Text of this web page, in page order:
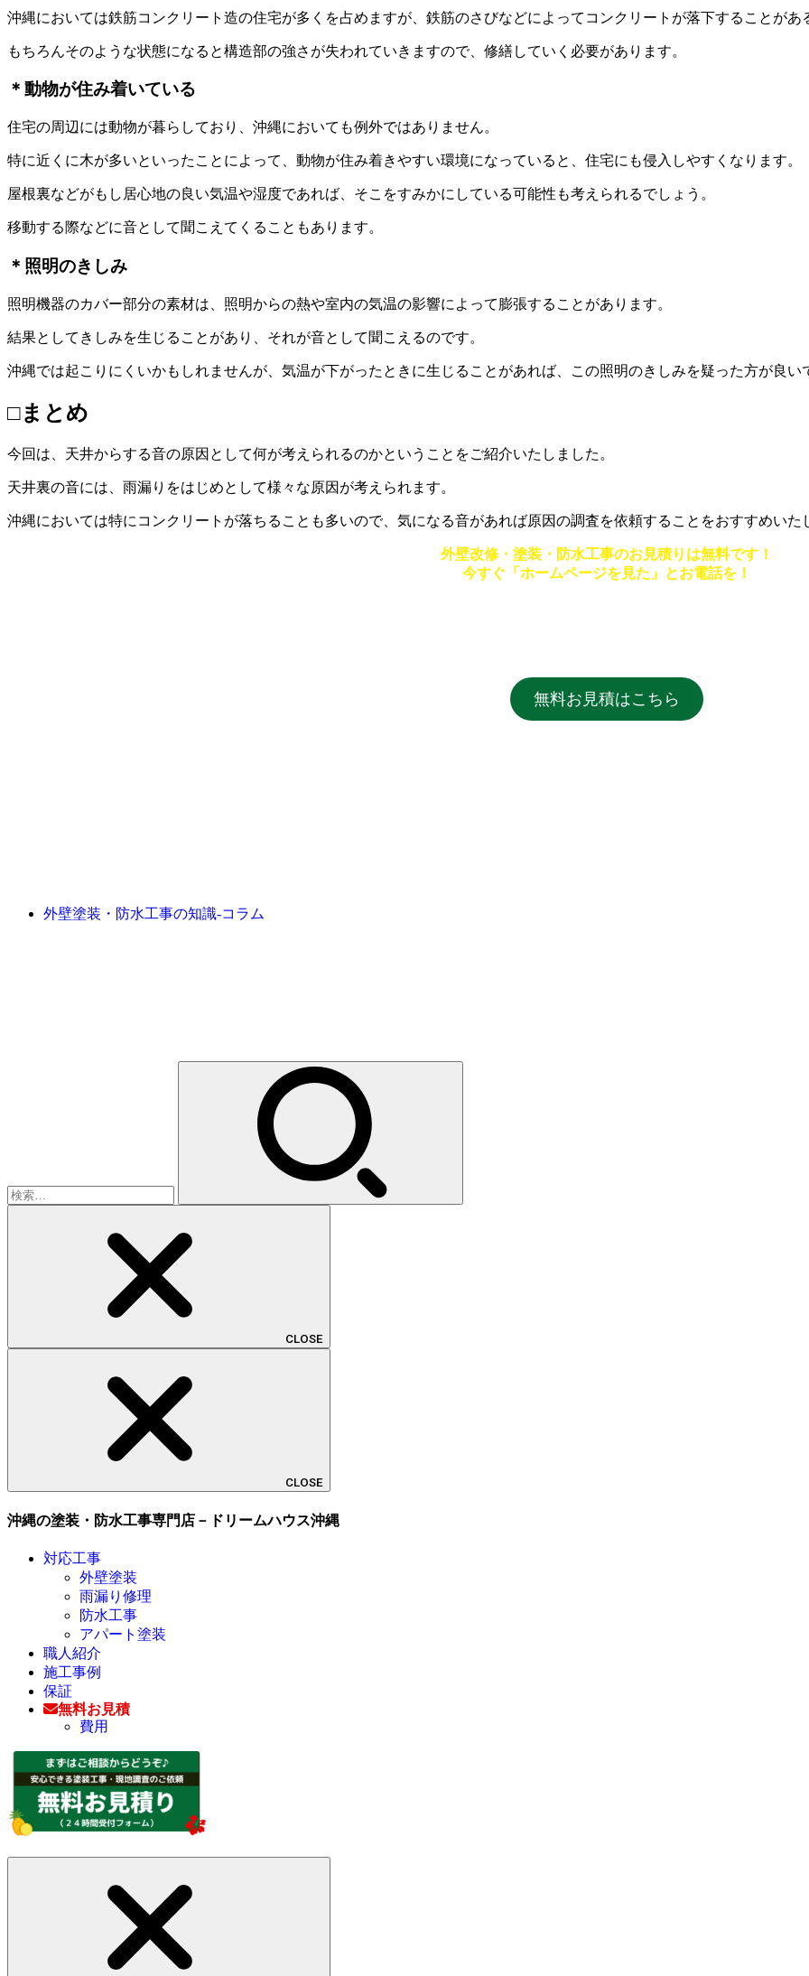
沖縄においては鉄筋コンクリート造の住宅が多くを占めますが、鉄筋のさびなどによってコンクリートが落下することがあ
もちろんそのような状態になると構造部の強さが失われていきますので、修繕していく必要があります。
＊動物が住み着いている
住宅の周辺には動物が暮らしており、沖縄においても例外ではありません。
特に近くに木が多いといったことによって、動物が住み着きやすい環境になっていると、住宅にも侵入しやすくなります。
屋根裏などがもし居心地の良い気温や湿度であれば、そこをすみかにしている可能性も考えられるでしょう。
移動する際などに音として聞こえてくることもあります。
＊照明のきしみ
照明機器のカバー部分の素材は、照明からの熱や室内の気温の影響によって膨張することがあります。
結果としてきしみを生じることがあり、それが音として聞こえるのです。
沖縄では起こりにくいかもしれませんが、気温が下がったときに生じることがあれば、この照明のきしみを疑った方が良い
□まとめ
今回は、天井からする音の原因として何が考えられるのかということをご紹介いたしました。
天井裏の音には、雨漏りをはじめとして様々な原因が考えられます。
沖縄においては特にコンクリートが落ちることも多いので、気になる音があれば原因の調査を依頼することをおすすめいた
外壁改修・塗装・防水工事のお見積りは無料です！
今すぐ「ホームページを見た」とお電話を！
無料お見積はこちら
外壁塗装・防水工事の知識‐コラム
CLOSE
CLOSE
沖縄の塗装・防水工事専門店－ドリームハウス沖縄
対応工事
外壁塗装
雨漏り修理
防水工事
アパート塗装
職人紹介
施工事例
保証
無料お見積
費用